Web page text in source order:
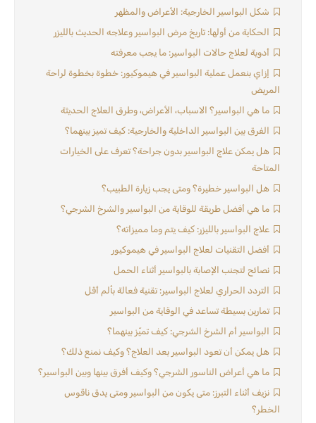
شكل البواسير الخارجية: الأعراض والمظهر
الحكاية من أولها: تاريخ مرض البواسير وعلاجه الحديث بالليزر
أدوية لعلاج حالات البواسير: ما يجب معرفته
إزاي بنعمل عملية البواسير في هيموكيور: خطوة بخطوة لراحة
المريض
ما هي البواسير؟ الاسباب، الأعراض، وطرق العلاج الحديثة
الفرق بين البواسير الداخلية والخارجية: كيف تميز بينهما؟
هل يمكن علاج البواسير بدون جراحة؟ تعرف على الخيارات
المتاحة
هل البواسير خطيرة؟ ومتى يجب زيارة الطبيب؟
ما هي أفضل طريقة للوقاية من البواسير والشرخ الشرجي؟
علاج البواسير بالليزر: كيف يتم وما مميزاته؟
أفضل التقنيات لعلاج البواسير في هيموكيور
نصائح لتجنب الإصابة بالبواسير أثناء الحمل
التردد الحراري لعلاج البواسير: تقنية فعالة بألم أقل
تمارين بسيطة تساعد في الوقاية من البواسير
البواسير أم الشرخ الشرجي: كيف تميّز بينهما؟
هل يمكن أن تعود البواسير بعد العلاج؟ وكيف نمنع ذلك؟
ما هي أعراض الناسور الشرجي؟ وكيف أفرق بينها وبين البواسير؟
نزيف أثناء التبرز: متى يكون من البواسير ومتى يدق ناقوس
الخطر؟